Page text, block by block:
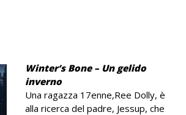
Winter’s Bone – Un gelido
inverno
Una ragazza 17enne,Ree Dolly, è
alla ricerca del padre, Jessup, che